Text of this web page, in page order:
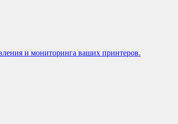
и мониторинга ваших принтеров.